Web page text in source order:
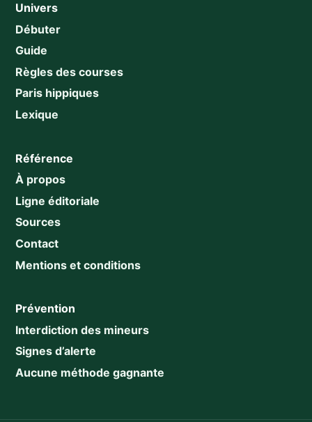
Univers
Débuter
Guide
Règles des courses
Paris hippiques
Lexique
Référence
À propos
Ligne éditoriale
Sources
Contact
Mentions et conditions
Prévention
Interdiction des mineurs
Signes d’alerte
Aucune méthode gagnante